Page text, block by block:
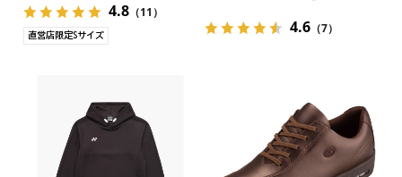
4.8 （11）
直営店限定Sサイズ 4.6（7）